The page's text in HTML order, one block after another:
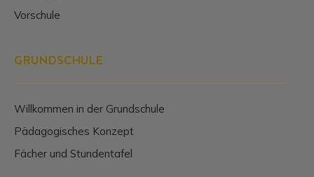
Vorschule
GRUNDSCHULE
Willkommen in der Grundschule
Pädagogisches Konzept
Fächer und Stundentafel